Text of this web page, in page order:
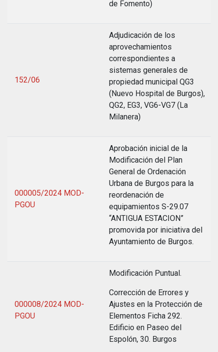
de Fomento)
152/06
Adjudicación de los
aprovechamientos
correspondientes a
sistemas generales de
propiedad municipal QG3
(Nuevo Hospital de Burgos),
QG2, EG3, VG6-VG7 (La
Milanera)
000005/2024 MOD-
PGOU
Aprobación inicial de la
Modificación del Plan
General de Ordenación
Urbana de Burgos para la
reordenación de
equipamientos S-29.07
“ANTIGUA ESTACION”
promovida por iniciativa del
Ayuntamiento de Burgos.
000008/2024 MOD-
PGOU
Modificación Puntual.
Corrección de Errores y
Ajustes en la Protección de
Elementos Ficha 292.
Edificio en Paseo del
Espolón, 30. Burgos